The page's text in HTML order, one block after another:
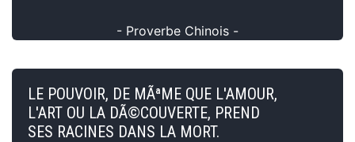
- Proverbe Chinois -
LE POUVOIR, DE MÃªME QUE L'AMOUR,
L'ART OU LA DÃ©COUVERTE, PREND
SES RACINES DANS LA MORT.